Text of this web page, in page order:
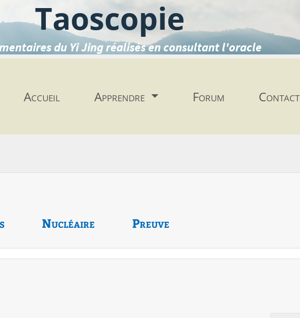
Taoscopie
du Yi Jing réalisés en consultant l'oracle
Accueil Apprendre Forum Contact
Nucléaire Preuve